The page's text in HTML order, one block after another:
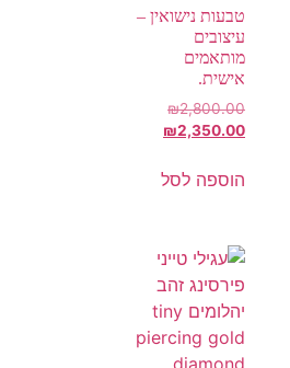
טבעות נישואין –
עיצובים
מותאמים
אישית.
₪2,800.00
₪2,350.00
הוספה לסל